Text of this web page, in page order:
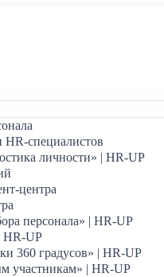
специалистов
личности» | HR-UP
центра
персонала» | HR-UP
HR-UP
360 градусов» | HR-UP
участникам» | HR-UP